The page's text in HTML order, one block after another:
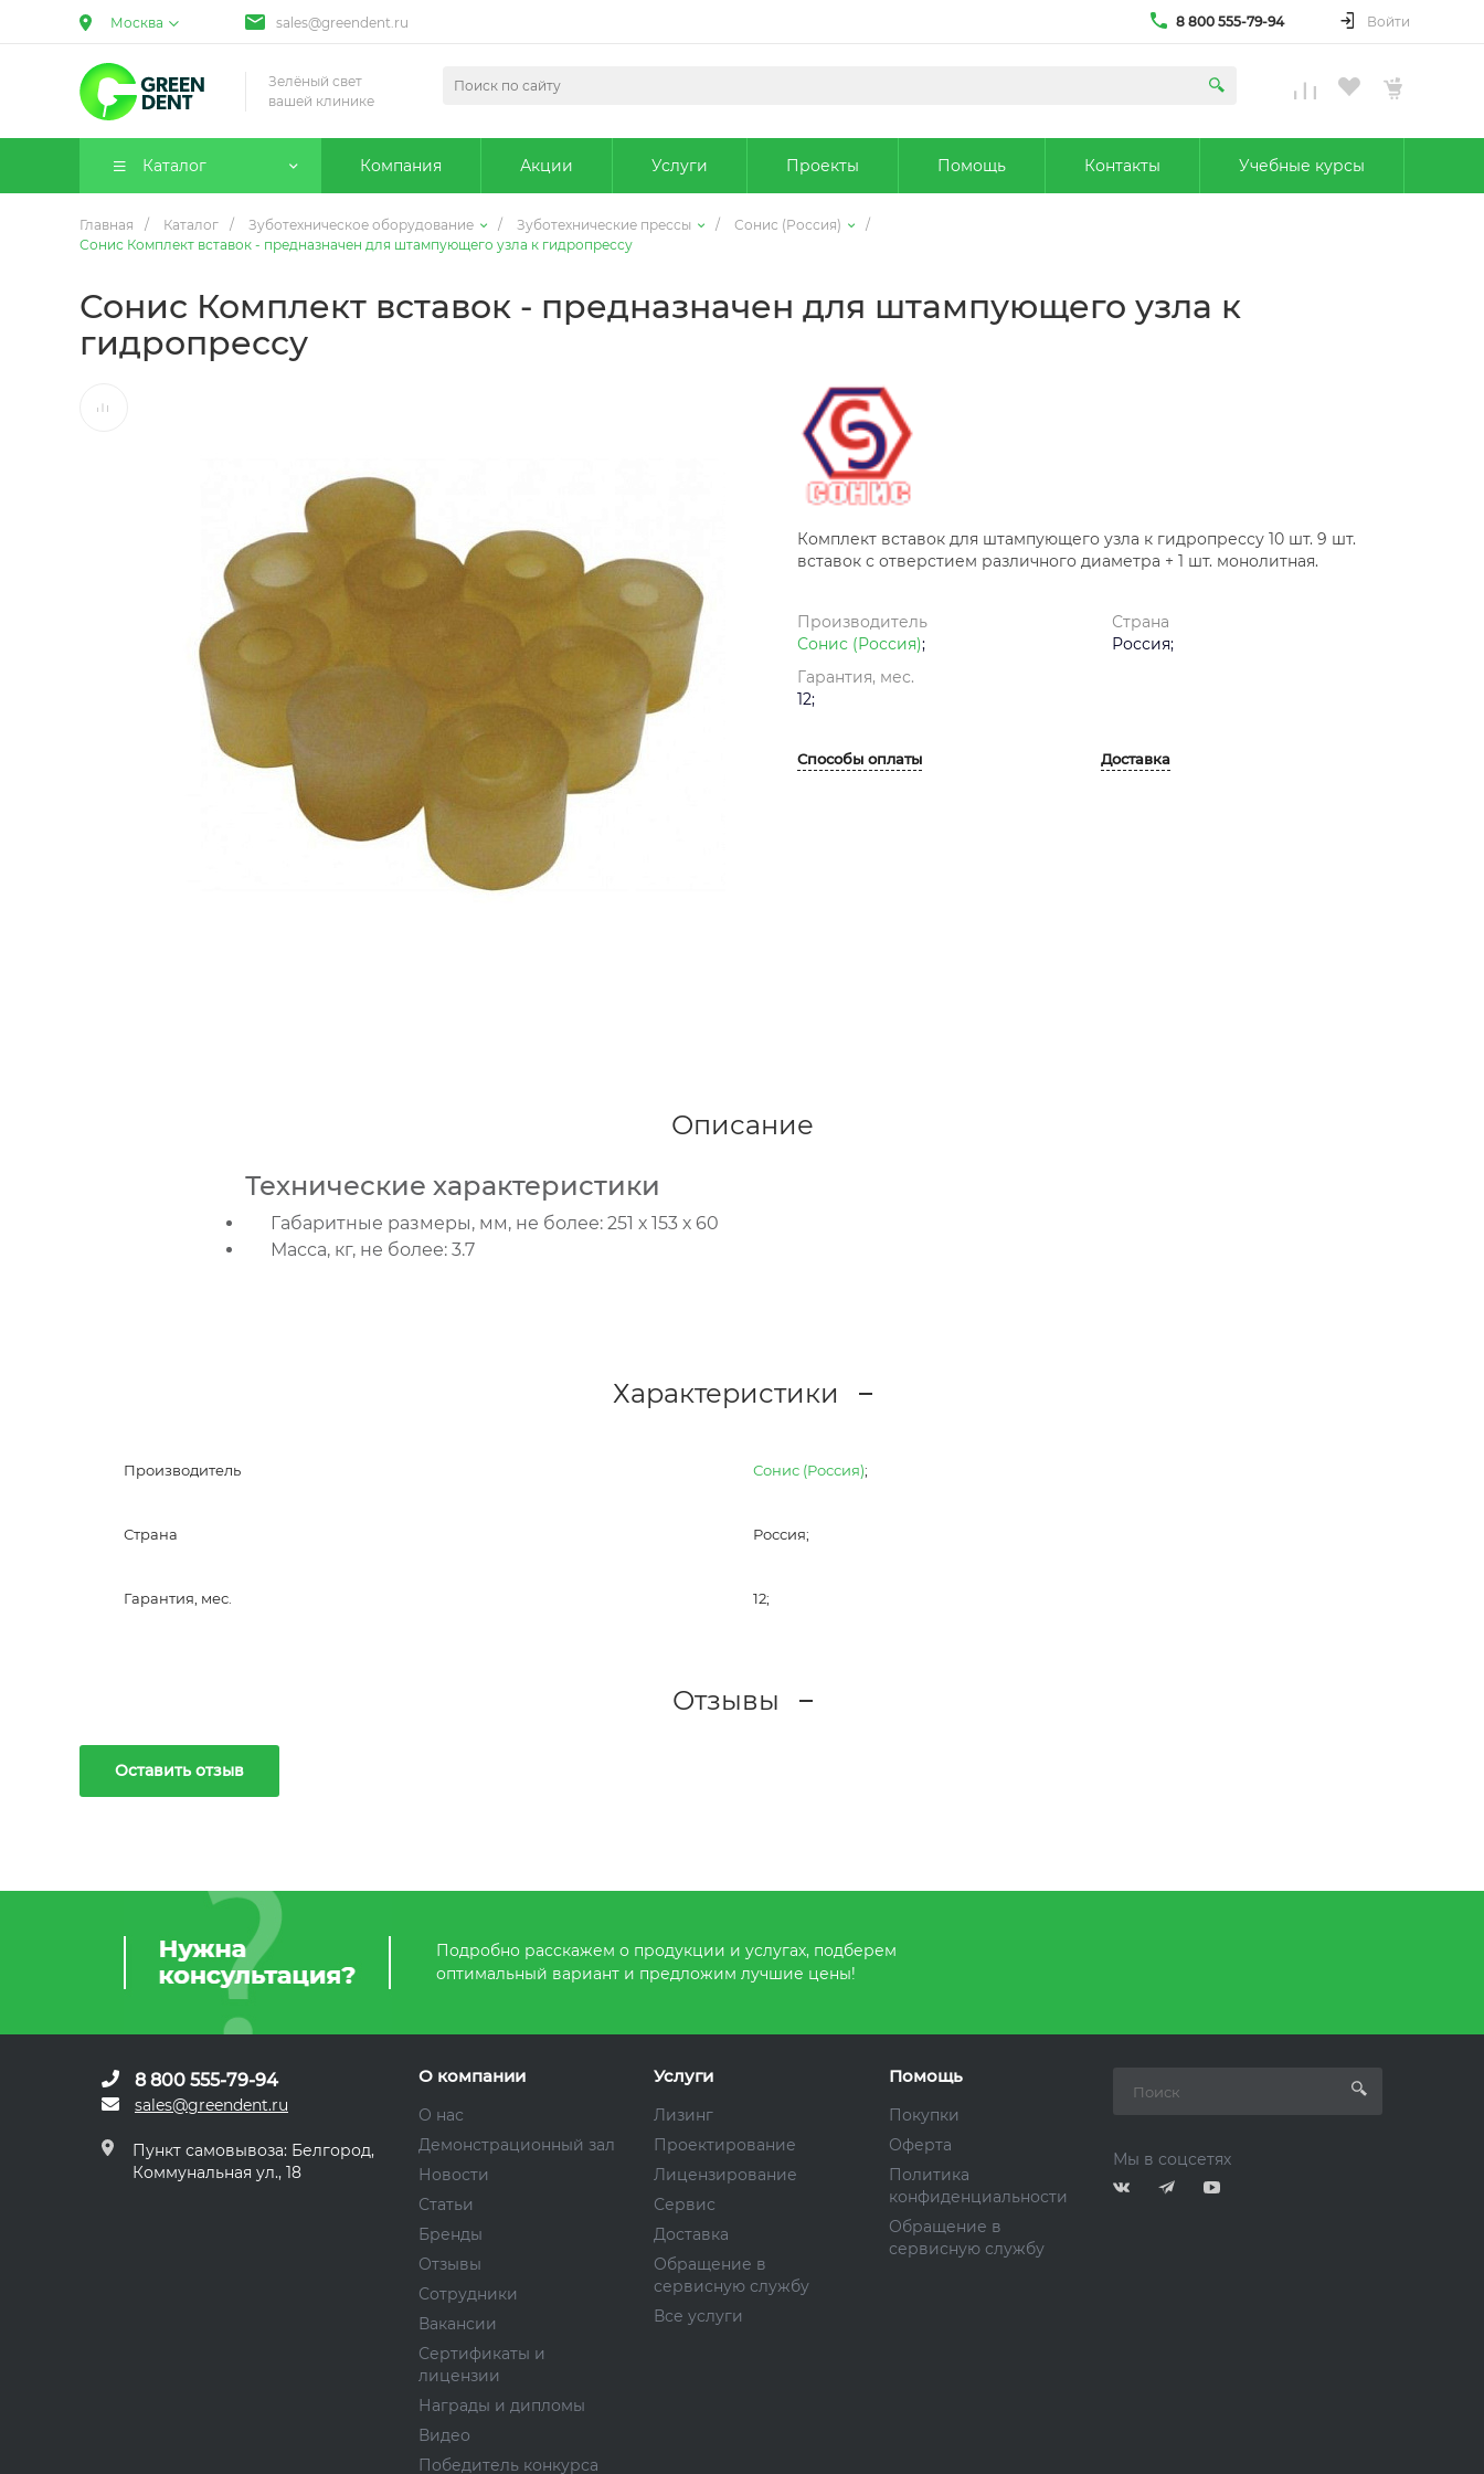
Москва sales@greendent.ru 8 800 555-79-94 Войти
Зелёный свет
вашей клинике
Каталог Компания Акции Услуги Проекты Помощь Контакты Учебные курсы
Главная / Каталог / Зуботехническое оборудование / Зуботехнические прессы / Сонис (Россия)
/
Сонис Комплект вставок - предназначен для штампующего узла к гидропрессу
Сонис Комплект вставок - предназначен для штампующего узла к
гидропрессу
Комплект вставок для штампующего узла к гидропрессу 10 шт. 9 шт.
вставок с отверстием различного диаметра + 1 шт. монолитная.
Производитель
Сонис (Россия);
Страна
Россия;
Гарантия, мес.
12;
Способы оплаты Доставка
Описание
Технические характеристики
Габаритные размеры, мм, не более: 251 х 153 х 60
Масса, кг, не более: 3.7
Характеристики
Производитель Сонис (Россия);
Страна Россия;
Гарантия, мес. 12;
Отзывы
Оставить отзыв
Подробно расскажем о продукции и услугах, подберем
оптимальный вариант и предложим лучшие цены!
8 800 555-79-94
sales@greendent.ru
Пункт самовывоза: Белгород,
Коммунальная ул., 18
О компании
О нас
Демонстрационный зал
Новости
Статьи
Бренды
Отзывы
Сотрудники
Вакансии
Сертификаты и
лицензии
Награды и дипломы
Видео
Победитель конкурса
Услуги
Лизинг
Проектирование
Лицензирование
Сервис
Доставка
Обращение в
сервисную службу
Все услуги
Помощь
Покупки
Оферта
Политика
конфиденциальности
Обращение в
сервисную службу
Мы в соцсетях